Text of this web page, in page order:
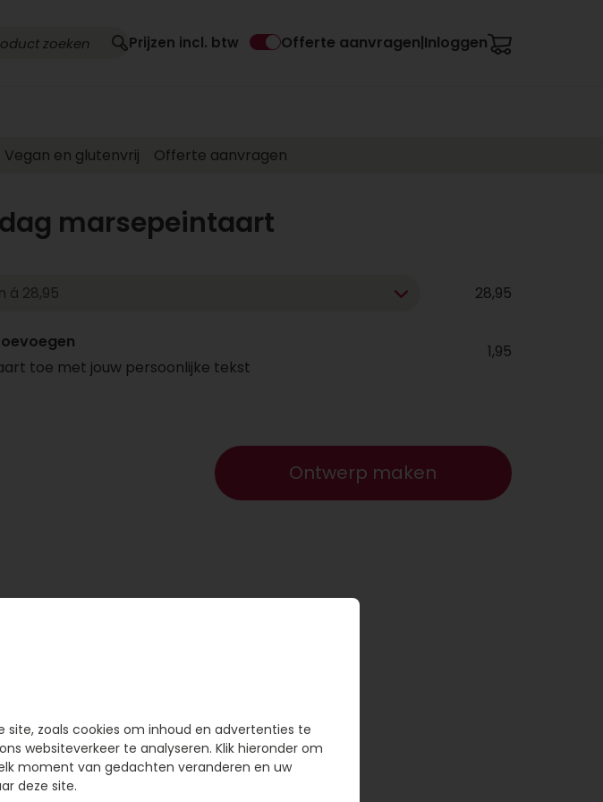
Prijzen incl. btw Offerte aanvragen Inloggen
Vegan en glutenvrij Offerte aanvragen
marsepeintaart
28,95
toe met jouw persoonlijke tekst
1,95
Ontwerp maken
zoals cookies om inhoud en advertenties te
websiteverkeer te analyseren. Klik hieronder om
elk moment van gedachten veranderen en uw
deze site.